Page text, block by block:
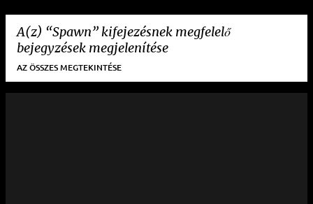
A(z) Spawn
kifejezésnek megfelelő
bejegyzések megjelenítése
AZ ÖSSZES MEGTEKINTÉSE